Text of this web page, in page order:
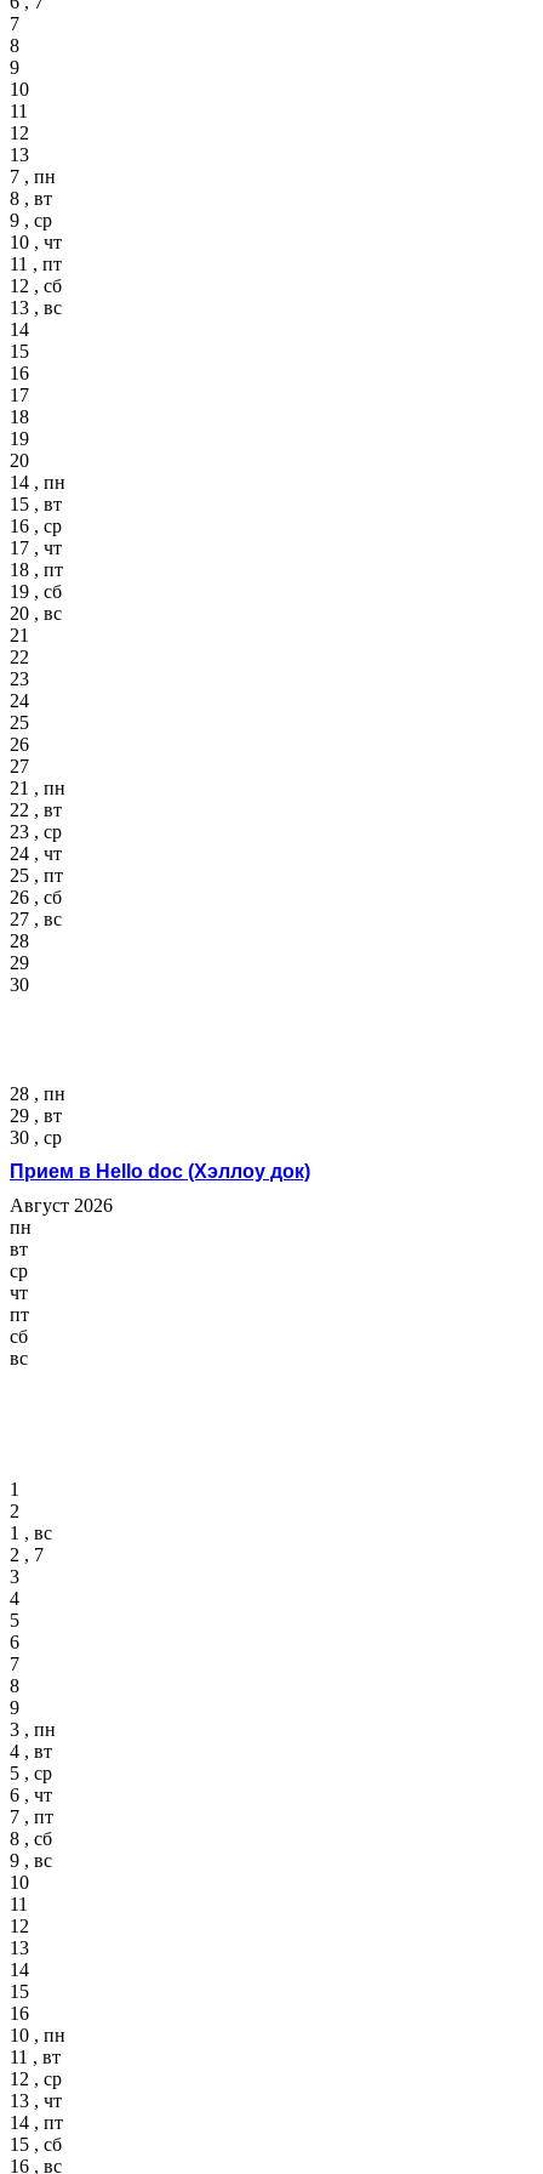
7
8
9
10
11
12
13
7 , пн
8 , вт
9 , ср
10 , чт
11 , пт
12 , сб
13 , вс
14
15
16
17
18
19
20
14 , пн
15 , вт
16 , ср
17 , чт
18 , пт
19 , сб
20 , вс
21
22
23
24
25
26
27
21 , пн
22 , вт
23 , ср
24 , чт
25 , пт
26 , сб
27 , вс
28
29
30
28 , пн
29 , вт
30 , ср
Прием в Hello doc (Хэллоу док)
Август 2026
пн
вт
ср
чт
пт
сб
вс
1
2
1 , вс
2 , 7
3
4
5
6
7
8
9
3 , пн
4 , вт
5 , ср
6 , чт
7 , пт
8 , сб
9 , вс
10
11
12
13
14
15
16
10 , пн
11 , вт
12 , ср
13 , чт
14 , пт
15 , сб
16 , вс